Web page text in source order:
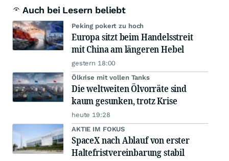
Auch bei Lesern beliebt
Peking pokert zu hoch
Europa sitzt beim Handelsstreit
mit China am längeren Hebel
gestern 18:00
Ölkrise mit vollen Tanks
Die weltweiten Ölvorräte sind
kaum gesunken, trotz Krise
heute 19:28
AKTIE IM FOKUS
SpaceX nach Ablauf von erster
Haltefristvereinbarung stabil